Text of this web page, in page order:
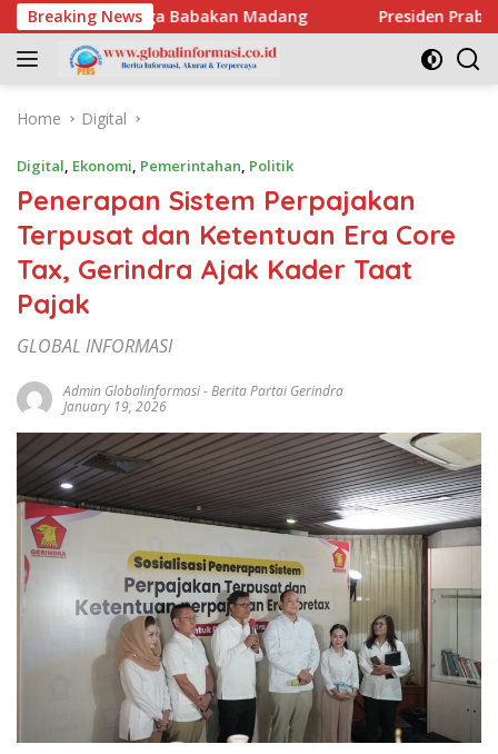
Skip
to
content
Breaking News
Warga Babakan Madang Presiden Prabowo:
Home Digital
Digital, Ekonomi, Pemerintahan, Politik
Penerapan Sistem Perpajakan
Terpusat dan Ketentuan Era Core
Tax, Gerindra Ajak Kader Taat
Pajak
GLOBAL INFORMASI
Admin Globalinformasi-Berita Partai Gerindra
January 19, 2026